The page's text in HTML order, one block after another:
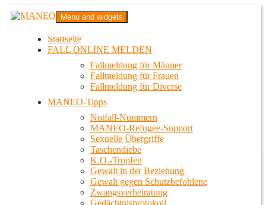
Zum
InhaltMANEO
Das schwule Anti-Gewalt-Projekt in Berlin
Menu and widgets
Startseite
FALL ONLINE MELDEN
Fallmeldung für Männer
Fallmeldung für Frauen
Fallmeldung für Diverse
MANEO-Tipps
Notfall-Nummern
MANEO-Refugee-Support
Sexuelle Übergriffe
Taschendiebe
K.O.-Tropfen
Gewalt in der Beziehung
Gewalt gegen Schutzbefohlene
Zwangsverheiratung
Gedächtnisprotokoll